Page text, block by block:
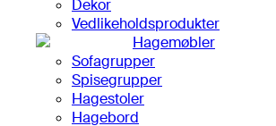
Dekor
Vedlikeholdsprodukter
Hagemøbler
Sofagrupper
Spisegrupper
Hagestoler
Hagebord